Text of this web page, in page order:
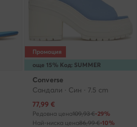
още 15% Код: SUMMER
Промоция
Converse
Сандали · Син · 7.5 cm
Актуална цена
77,99 €
Редовна цена109,93 €-29%
Най-ниска цена86,99 €-10%